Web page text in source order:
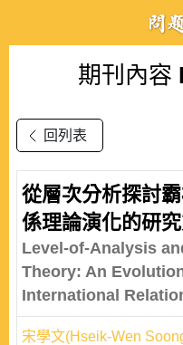
期刊內容
回列表
從層次分析探討
係理論演化的研
Level-of-Analysis
Theory: An
International
宋學文(Hseik-Wen